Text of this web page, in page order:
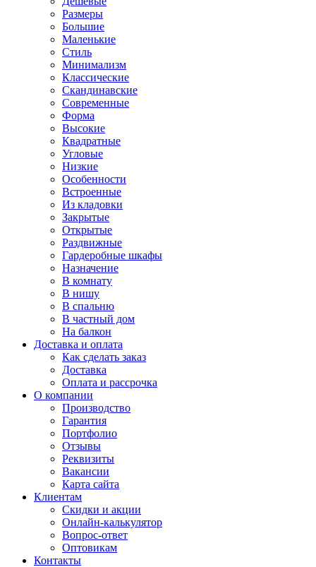
Размеры
Большие
Маленькие
Стиль
Минимализм
Классические
Скандинавские
Современные
Форма
Высокие
Квадратные
Угловые
Низкие
Особенности
Встроенные
Из кладовки
Закрытые
Открытые
Раздвижные
Гардеробные шкафы
Назначение
В комнату
В нишу
В спальню
В частный дом
На балкон
Доставка и оплата
Как сделать заказ
Доставка
Оплата и рассрочка
О компании
Производство
Гарантия
Портфолио
Отзывы
Реквизиты
Вакансии
Карта сайта
Клиентам
Скидки и акции
Онлайн-калькулятор
Вопрос-ответ
Оптовикам
Контакты